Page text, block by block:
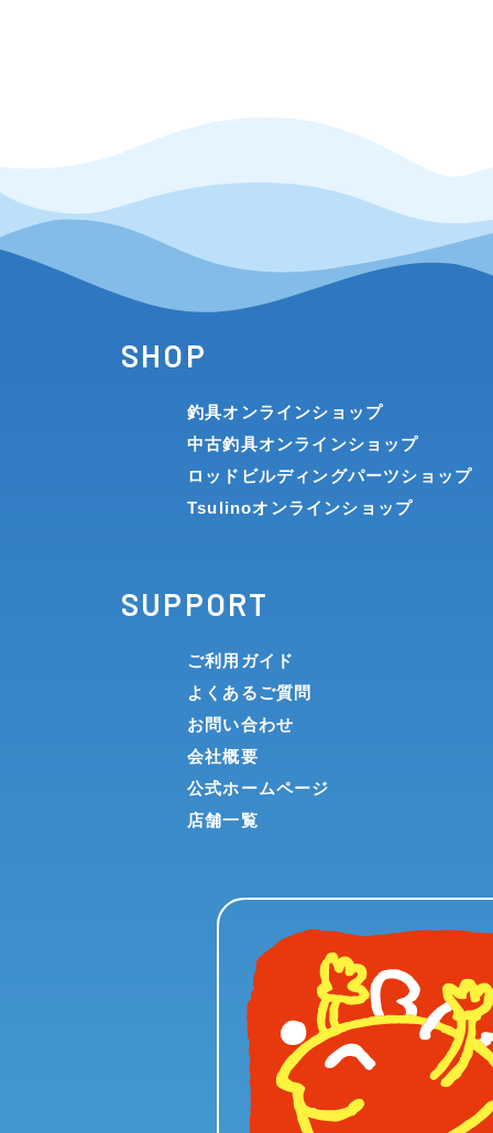
SHOP
釣具オンラインショップ
中古釣具オンラインショップ
ロッドビルディングパーツショップ
Tsulinoオンラインショップ
SUPPORT
ご利用ガイド
よくあるご質問
お問い合わせ
会社概要
公式ホームページ
店舗一覧